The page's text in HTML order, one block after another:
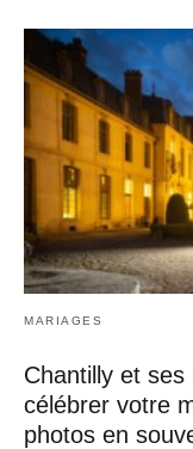
MARIAGES
Chantilly et
célébrer votre
photos en